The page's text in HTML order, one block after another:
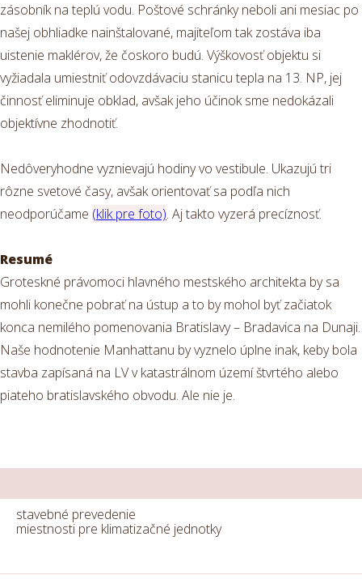
zásobník na teplú vodu. Poštové schránky neboli ani mesiac po
našej obhliadke nainštalované, majiteľom tak zostáva iba
uistenie maklérov, že čoskoro budú. Výškovosť objektu si
vyžiadala umiestniť odovzdávaciu stanicu tepla na 13. NP, jej
činnosť eliminuje obklad, avšak jeho účinok sme nedokázali
objektívne zhodnotiť.
Nedôveryhodne vyznievajú hodiny vo vestibule. Ukazujú tri
rôzne svetové časy, avšak orientovať sa podľa nich
neodporúčame (klik pre foto). Aj takto vyzerá precíznosť.
Resumé
Groteskné právomoci hlavného mestského architekta by sa
mohli konečne pobrať na ústup a to by mohol byť začiatok
konca nemilého pomenovania Bratislavy – Bradavica na Dunaji.
Naše hodnotenie Manhattanu by vyznelo úplne inak, keby bola
stavba zapísaná na LV v katastrálnom území štvrtého alebo
piateho bratislavského obvodu. Ale nie je.
stavebné prevedenie
miestnosti pre klimatizačné jednotky